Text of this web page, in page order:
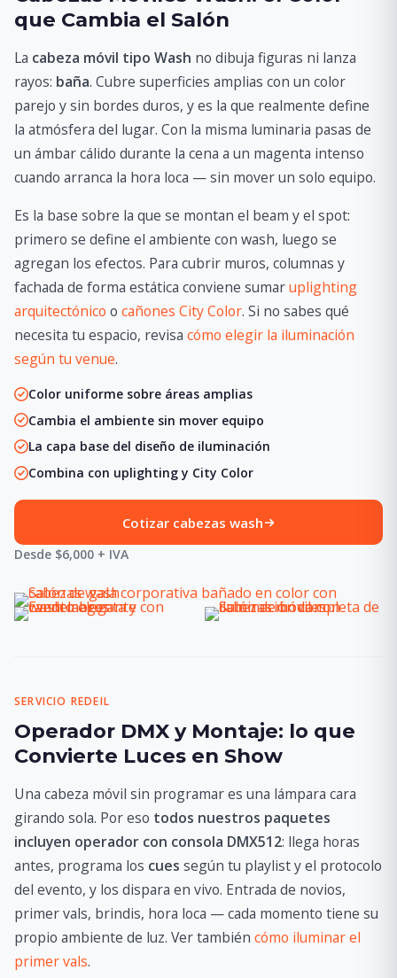
que Cambia el Salón
La cabeza móvil tipo Wash no dibuja figuras ni lanza
rayos: baña. Cubre superficies amplias con un color
parejo y sin bordes duros, y es la que realmente define
la atmósfera del lugar. Con la misma luminaria pasas de
un ámbar cálido durante la cena a un magenta intenso
cuando arranca la hora loca — sin mover un solo equipo.
Es la base sobre la que se montan el beam y el spot:
primero se define el ambiente con wash, luego se
agregan los efectos. Para cubrir muros, columnas y
fachada de forma estática conviene sumaruplighting
arquitectónico o cañones City Color. Si no sabes qué
necesita tu espacio, revisa cómo elegir la iluminación
según tu venue.
Color uniforme sobre áreas amplias
Cambia el ambiente sin mover equipo
La capa base del diseño de iluminación
Combina con uplighting y City Color
Cotizar cabezas wash
Desde $6,000 + IVA
SERVICIO REDEIL
Operador DMX y Montaje: lo que
Convierte Luces en Show
Una cabeza móvil sin programar es una lámpara cara
girando sola. Por eso todos nuestros paquetes
incluyen operador con consola DMX512: llega horas
antes, programa los cues según tu playlist y el protocolo
del evento, y los dispara en vivo. Entrada de novios,
primer vals, brindis, hora loca — cada momento tiene su
propio ambiente de luz. Ver también cómo iluminar el
primer vals.